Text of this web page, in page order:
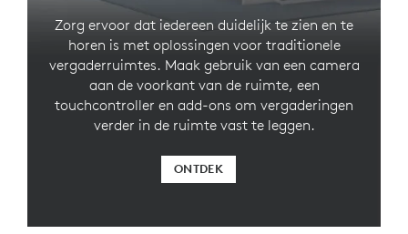
Zorg ervoor dat iedereen duidelijk te zien en te
horen is met oplossingen voor traditionele
vergaderruimtes. Maak gebruik van een camera
aan de voorkant van de ruimte, een
touchcontroller en add-ons om vergaderingen
verder in de ruimte vast te leggen.
ONTDEK